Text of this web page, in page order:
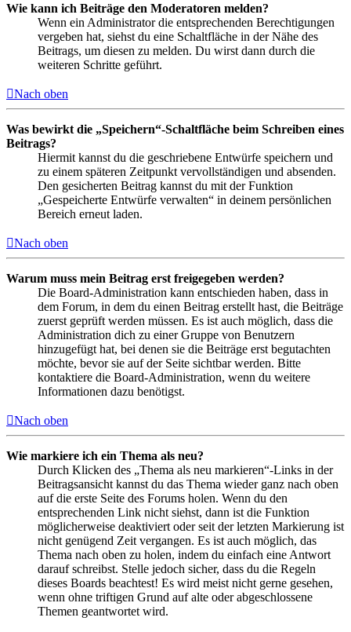
Wie kann ich Beiträge den Moderatoren melden?
Wenn ein Administrator die entsprechenden Berechtigungen
vergeben hat, siehst du eine Schaltfläche in der Nähe des
Beitrags, um diesen zu melden. Du wirst dann durch die
weiteren Schritte geführt.
Nach oben
Was bewirkt die „Speichern“-Schaltfläche beim Schreiben eines
Beitrags?
Hiermit kannst du die geschriebene Entwürfe speichern und
zu einem späteren Zeitpunkt vervollständigen und absenden.
Den gesicherten Beitrag kannst du mit der Funktion
„Gespeicherte Entwürfe verwalten“ in deinem persönlichen
Bereich erneut laden.
Nach oben
Warum muss mein Beitrag erst freigegeben werden?
Die Board-Administration kann entschieden haben, dass in
dem Forum, in dem du einen Beitrag erstellt hast, die Beiträge
zuerst geprüft werden müssen. Es ist auch möglich, dass die
Administration dich zu einer Gruppe von Benutzern
hinzugefügt hat, bei denen sie die Beiträge erst begutachten
möchte, bevor sie auf der Seite sichtbar werden. Bitte
kontaktiere die Board-Administration, wenn du weitere
Informationen dazu benötigst.
Nach oben
Wie markiere ich ein Thema als neu?
Durch Klicken des „Thema als neu markieren“-Links in der
Beitragsansicht kannst du das Thema wieder ganz nach oben
auf die erste Seite des Forums holen. Wenn du den
entsprechenden Link nicht siehst, dann ist die Funktion
möglicherweise deaktiviert oder seit der letzten Markierung ist
nicht genügend Zeit vergangen. Es ist auch möglich, das
Thema nach oben zu holen, indem du einfach eine Antwort
darauf schreibst. Stelle jedoch sicher, dass du die Regeln
dieses Boards beachtest! Es wird meist nicht gerne gesehen,
wenn ohne triftigen Grund auf alte oder abgeschlossene
Themen geantwortet wird.